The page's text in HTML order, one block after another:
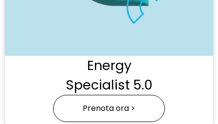
Energy
Specialist 5.0
Prenota ora >